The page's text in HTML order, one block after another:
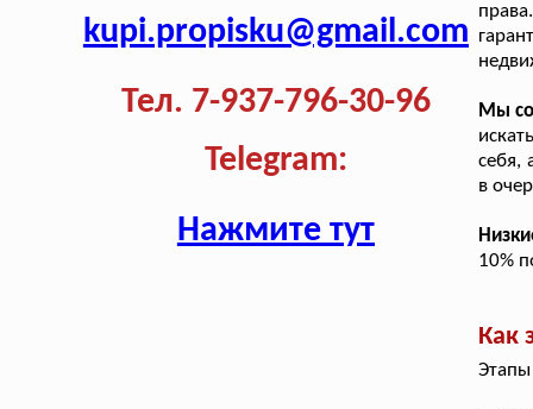
kupi.propisku@gmail.com
Тел. 7-937-796-30-96
Telegram:
Нажмите тут
Мы
себя,
в
10%
Как